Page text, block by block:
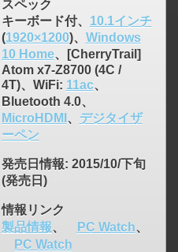
スペック
キーボード付、 10.1インチ
(1920×1200)、 Windows
10 Home、[CherryTrail]
Atom x7-Z8700 (4C /
4T)、WiFi: 11ac、
Bluetooth 4.0、
MicroHDMI 、 デジタイザ
ーペン
発売日情報: 2015/10/下旬
(発売日)
情報リンク
製品情報、 PC Watch、
PC Watch